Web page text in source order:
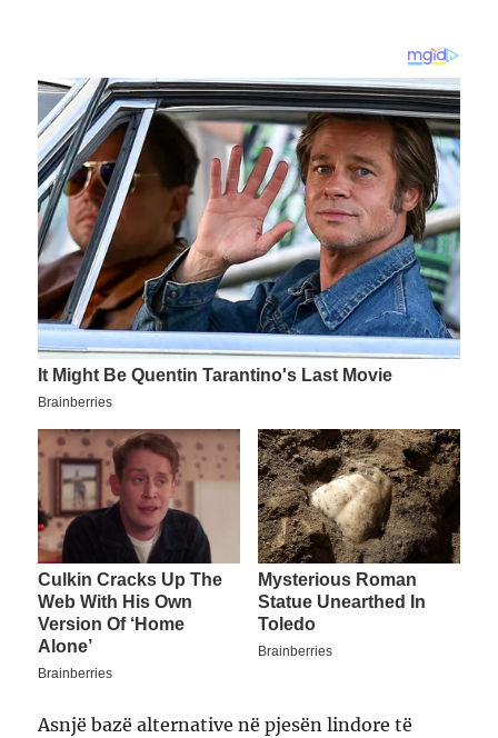
Asnjë bazë alternative në pjesën lindore të